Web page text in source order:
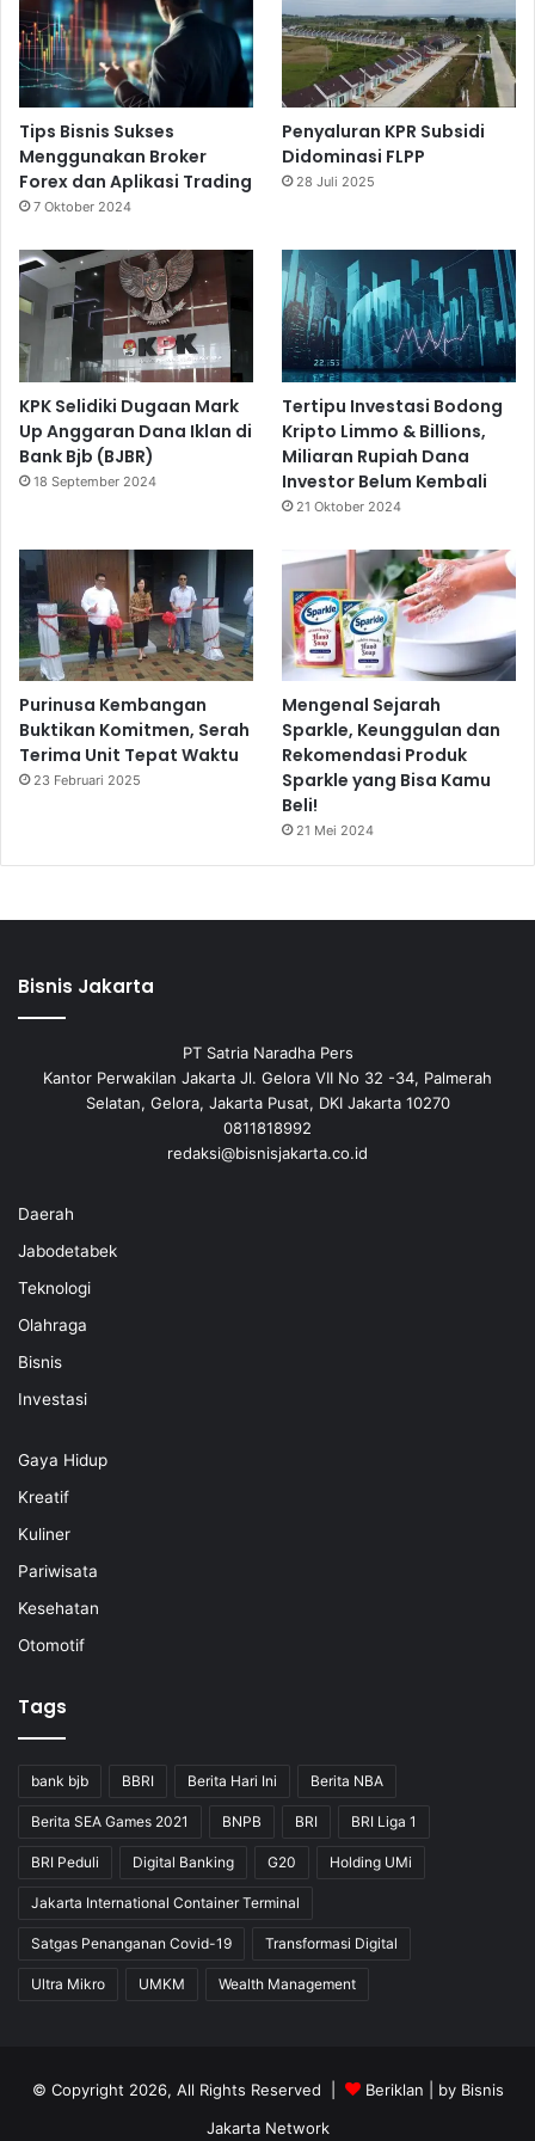
Tips Bisnis Sukses
Menggunakan Broker
Forex dan Aplikasi Trading
7 Oktober 2024
Penyaluran KPR Subsidi
Didominasi FLPP
28 Juli 2025
KPK Selidiki Dugaan Mark
Up Anggaran Dana Iklan di
Bank Bjb (BJBR)
18 September 2024
Tertipu Investasi Bodong
Kripto Limmo & Billions,
Miliaran Rupiah Dana
Investor Belum Kembali
21 Oktober 2024
Purinusa Kembangan
Buktikan Komitmen, Serah
Terima Unit Tepat Waktu
23 Februari 2025
Mengenal Sejarah
Sparkle, Keunggulan dan
Rekomendasi Produk
Sparkle yang Bisa Kamu
Beli!
21 Mei 2024
Bisnis Jakarta
PT Satria Naradha Pers
Kantor Perwakilan Jakarta Jl. Gelora VII No 32 -34, Palmerah
Selatan, Gelora, Jakarta Pusat, DKI Jakarta 10270
0811818992
redaksi@bisnisjakarta.co.id
Daerah
Jabodetabek
Teknologi
Olahraga
Bisnis
Investasi
Gaya Hidup
Kreatif
Kuliner
Pariwisata
Kesehatan
Otomotif
Tags
bank bjb BBRI Berita Hari Ini Berita NBA
Berita SEA Games 2021 BNPB BRI BRI Liga 1
BRI Peduli Digital Banking G20 Holding UMi
Jakarta International Container Terminal
Satgas Penanganan Covid-19 Transformasi Digital
Ultra Mikro UMKM Wealth Management
© Copyright 2026, All Rights Reserved | Beriklan | by Bisnis
Jakarta Network